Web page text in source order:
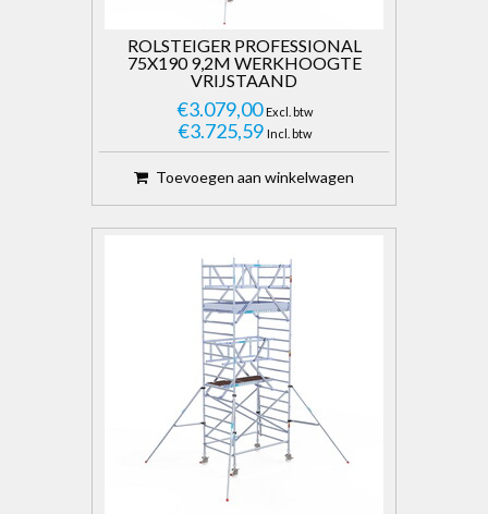
ROLSTEIGER PROFESSIONAL
75X190 9,2M WERKHOOGTE
VRIJSTAAND
€3.079,00 Excl. btw
€3.725,59 Incl. btw
Toevoegen aan winkelwagen